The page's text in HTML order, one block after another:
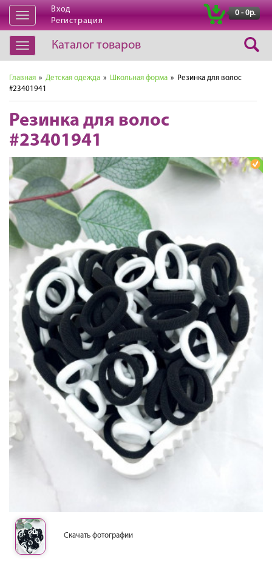
Открыть
навигацию
Вход
Регистрация
0 - 0р.
Открыть
навигацию
Каталог товаров
Главная » Детская одежда » Школьная форма » Резинка для волос
#23401941
Резинка для волос
#23401941
Скачать фотографии